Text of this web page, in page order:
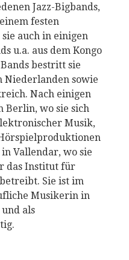
Jazz-Bigbands,
festen
auch in einigen
u.a. aus dem Kongo
bestritt sie
sowie
Nach einigen
Berlin, wo sie sich
Musik,
Vallendar, wo sie
das Institut für
betreibt. Sie ist im
Musikerin in
als